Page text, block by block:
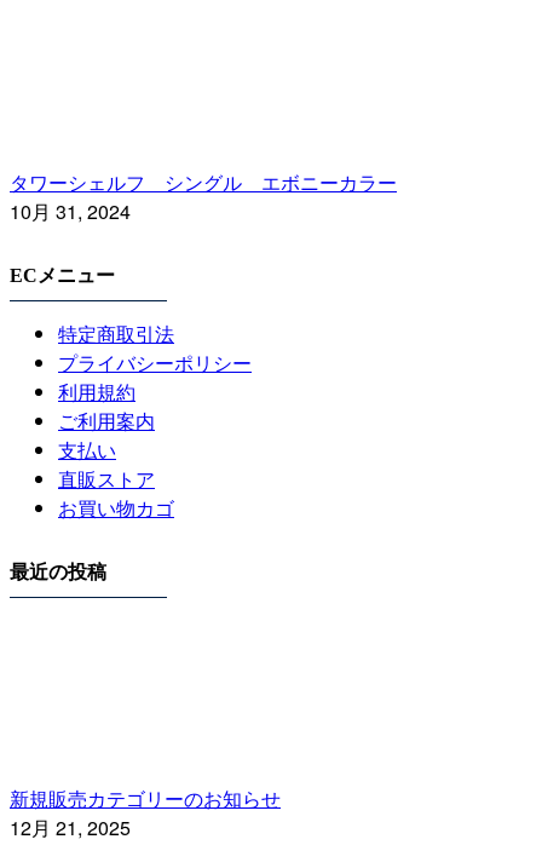
タワーシェルフ シングル エボニーカラー
10月 31, 2024
ECメニュー
特定商取引法
プライバシーポリシー
利用規約
ご利用案内
支払い
直販ストア
お買い物カゴ
最近の投稿
新規販売カテゴリーのお知らせ
12月 21, 2025